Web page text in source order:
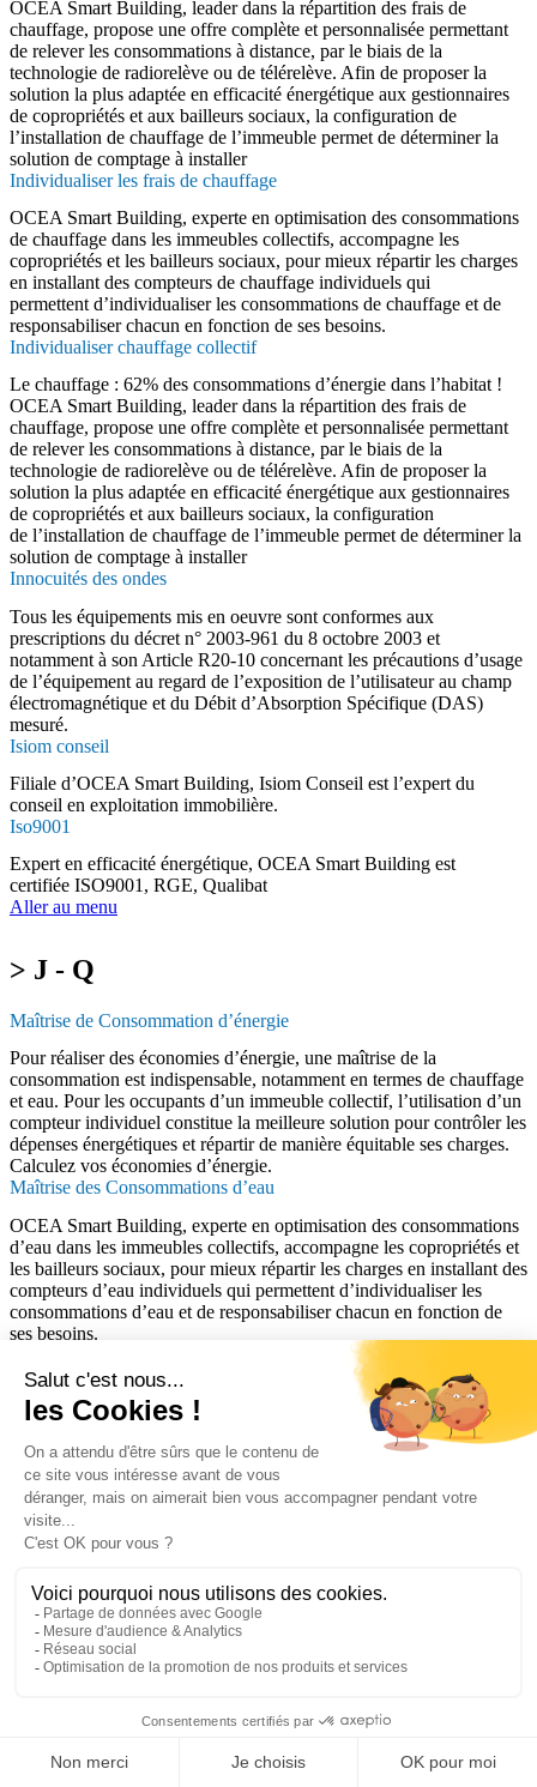
OCEA Smart Building, leader dans la répartition des frais de
chauffage, propose une offre complète et personnalisée permettant
de relever les consommations à distance, par le biais de la
technologie de radiorelève ou de télérelève. Afin de proposer la
solution la plus adaptée en efficacité énergétique aux gestionnaires
de copropriétés et aux bailleurs sociaux, la configuration de
l’installation de chauffage de l’immeuble permet de déterminer la
solution de comptage à installer
Individualiser les frais de chauffage
OCEA Smart Building, experte en optimisation des consommations
de chauffage dans les immeubles collectifs, accompagne les
copropriétés et les bailleurs sociaux, pour mieux répartir les charges
en installant des compteurs de chauffage individuels qui
permettent d’individualiser les consommations de chauffage et de
responsabiliser chacun en fonction de ses besoins.
Individualiser chauffage collectif
Le chauffage : 62% des consommations d’énergie dans l’habitat !
OCEA Smart Building, leader dans la répartition des frais de
chauffage, propose une offre complète et personnalisée permettant
de relever les consommations à distance, par le biais de la
technologie de radiorelève ou de télérelève. Afin de proposer la
solution la plus adaptée en efficacité énergétique aux gestionnaires
de copropriétés et aux bailleurs sociaux, la configuration
de l’installation de chauffage de l’immeuble permet de déterminer la
solution de comptage à installer
Innocuités des ondes
Tous les équipements mis en oeuvre sont conformes aux
prescriptions du décret n° 2003-961 du 8 octobre 2003 et
notamment à son Article R20-10 concernant les précautions d’usage
de l’équipement au regard de l’exposition de l’utilisateur au champ
électromagnétique et du Débit d’Absorption Spécifique (DAS)
mesuré.
Isiom conseil
Filiale d’OCEA Smart Building, Isiom Conseil est l’expert du
conseil en exploitation immobilière.
Iso9001
Expert en efficacité énergétique, OCEA Smart Building est
certifiée ISO9001, RGE, Qualibat
Aller au menu
> J - Q
Maîtrise de Consommation d’énergie
Pour réaliser des économies d’énergie, une maîtrise de la
consommation est indispensable, notamment en termes de chauffage
et eau. Pour les occupants d’un immeuble collectif, l’utilisation d’un
compteur individuel constitue la meilleure solution pour contrôler les
dépenses énergétiques et répartir de manière équitable ses charges.
Calculez vos économies d’énergie.
Maîtrise des Consommations d’eau
OCEA Smart Building, experte en optimisation des consommations
d’eau dans les immeubles collectifs, accompagne les copropriétés et
les bailleurs sociaux, pour mieux répartir les charges en installant des
compteurs d’eau individuels qui permettent d’individualiser les
consommations d’eau et de responsabiliser chacun en fonction de
ses besoins.
Installation des compteurs d’énergie thermique (CET) dans les
logements afin de répartir les charges en fonction de la
Note d’information annuelle (NIA)
Document réglementaire transmis chaque année aux occupants d’un
logement collectif afin de les informer sur leurs consommations de
chauffage, de froid ou d’eau chaude sanitaire. La
présente les consommations individuelles, leur évolution
informations sur la répartition des charges. Pour en savoir plus,
cliquez ici.
Pilotage Consommation d’eau
les bailleurs sociaux, pour mieux répartir les charges en installant des
consommations d’eau et de responsabiliser chacun en fonction de